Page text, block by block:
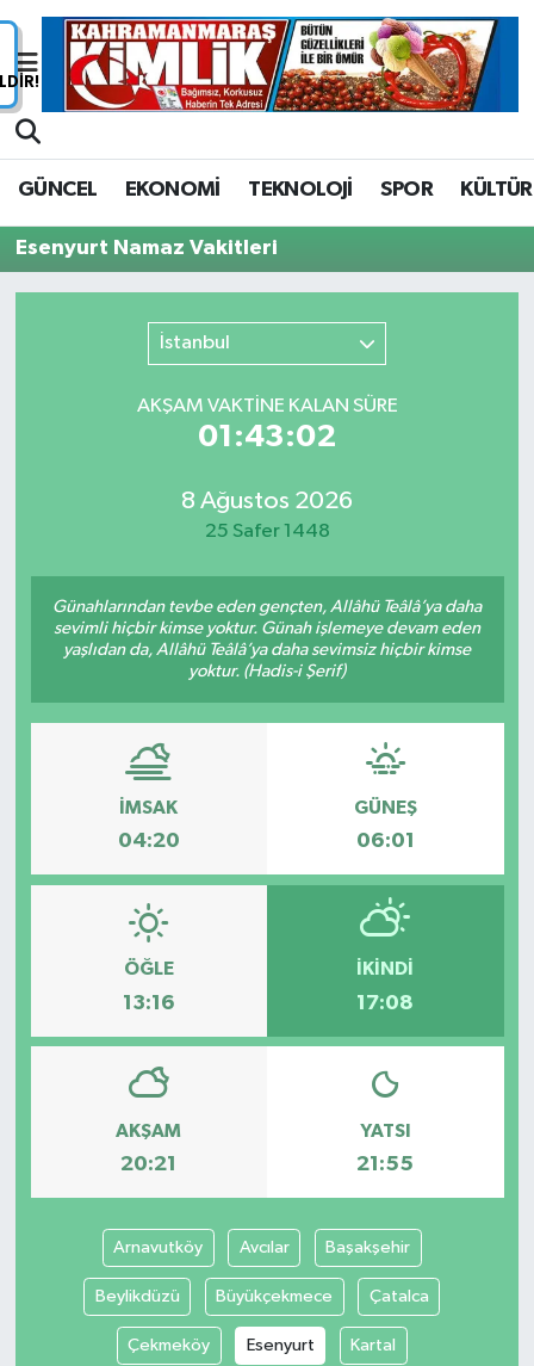
GÜNCEL EKONOMİ TEKNOLOJİ SPOR KÜLTÜR
Esenyurt Namaz Vakitleri
İstanbul
AKŞAM VAKTİNE KALAN SÜRE
01:43:02
8 Ağustos 2026
25 Safer 1448
Günahlarından tevbe eden gençten, Allâhü Teâlâ’ya daha
sevimli hiçbir kimse yoktur. Günah işlemeye devam eden
yaşlıdan da, Allâhü Teâlâ’ya daha sevimsiz hiçbir kimse
yoktur. (Hadis-i Şerif)
İMSAK
04:20
GÜNEŞ
06:01
ÖĞLE
13:16
İKINDI
17:08
AKŞAM
20:21
YATSI
21:55
Arnavutköy Avcılar Başakşehir
Beylikdüzü Büyükçekmece Çatalca
Çekmeköy Esenyurt Kartal
Nöbetçi Eczaneler
Trafik Durumu
Süper Lig Puan Durumu ve Fikstür
Tüm Manşetler